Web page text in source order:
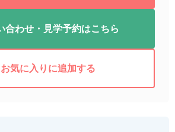
合わせ・見学予約はこちら
お気に入りに追加する